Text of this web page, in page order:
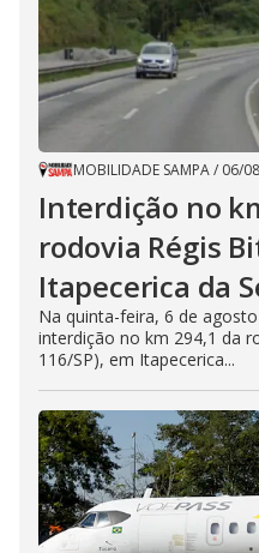
MOBILIDADE SAMPA/ 06/
Interdição no
rodovia Régis
Itapecerica da
Na quinta-feira, 6 de
interdição no km 294,1 da
116/SP), em Itapecerica...